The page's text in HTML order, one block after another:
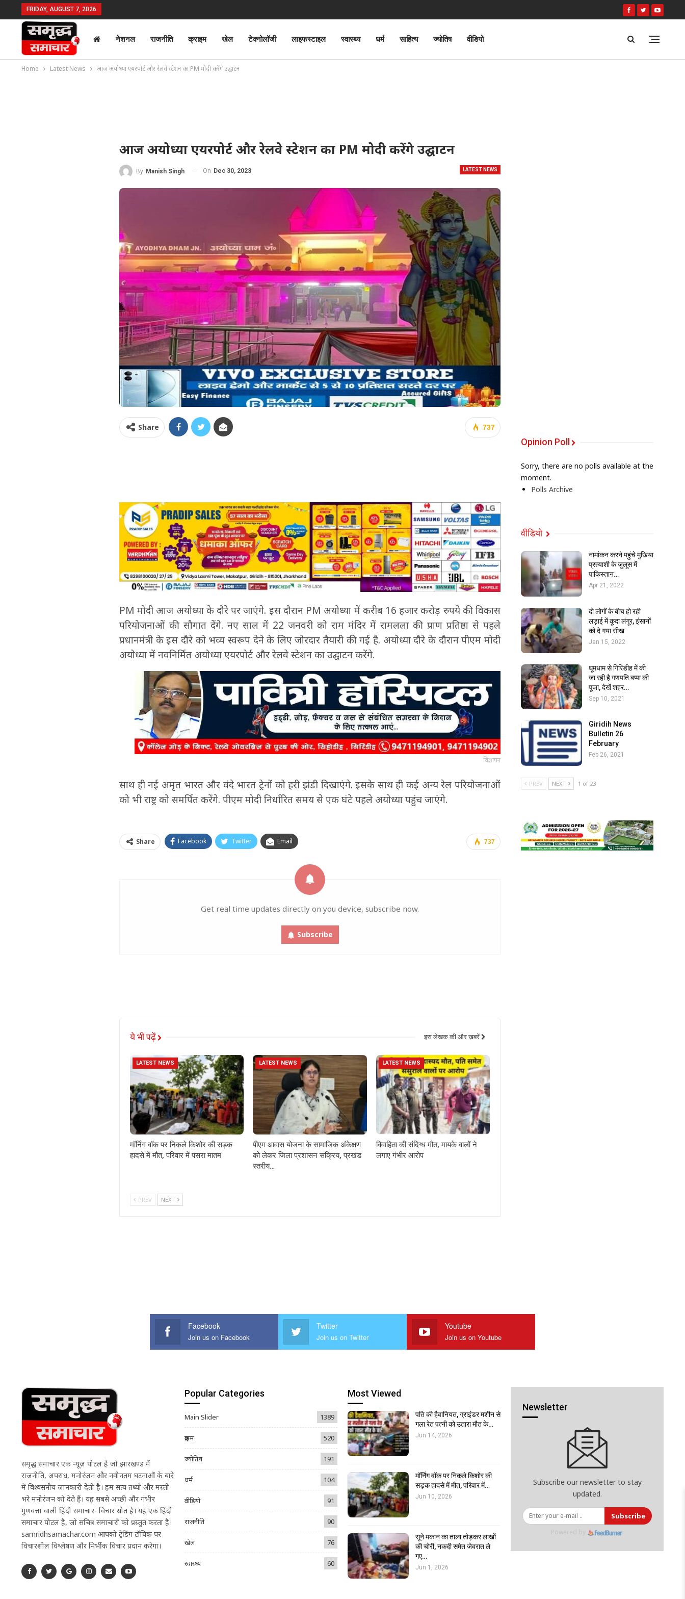
FRIDAY, AUGUST 7, 2026
नेशनल राजनीति क्राइम खेल टेक्नोलॉजी लाइफस्टाइल स्वास्थ्य धर्म साहित्य ज्योतिष वीडियो
Home Latest News आज अयोध्या एयरपोर्ट और रेलवे स्टेशन का PM मोदी करेंगे उद्घाटन
आज अयोध्या एयरपोर्ट और रेलवे स्टेशन का PM मोदी करेंगे उद्घाटन
LATEST NEWS
By Manish Singh On Dec 30, 2023
737
Share
PM मोदी आज अयोध्‍या के दौरे पर जाएंगे. इस दौरान PM अयोध्‍या में करीब 16 हजार करोड़ रुपये की विकास
परियोजनाओं की सौगात देंगे. नए साल में 22 जनवरी को राम मंदिर में रामलला की प्राण प्रतिष्ठा से पहले
प्रधानमंत्री के इस दौरे को भव्य स्वरूप देने के लिए जोरदार तैयारी की गई है. अयोध्‍या दौरे के दौरान पीएम मोदी
अयोध्‍या में नवनिर्मित अयोध्‍या एयरपोर्ट और रेलवे स्टेशन का उद्घाटन करेंगे.
विज्ञापन
साथ ही नई अमृत भारत और वंदे भारत ट्रेनों को हरी झंडी दिखाएंगे. इसके साथ ही कई अन्य रेल परियोजनाओं
को भी राष्ट्र को समर्पित करेंगे. पीएम मोदी निर्धारित समय से एक घंटे पहले अयोध्‍या पहुंच जाएंगे.
737
Share Facebook Twitter Email
Get real time updates directly on you device, subscribe now.
Subscribe
ये भी पढ़ें इस लेखक की और ख़बरें
LATEST NEWS
मॉर्निंग वॉक पर निकले किशोर की सड़क
हादसे में मौत, परिवार में पसरा मातम
LATEST NEWS
पीएम आवास योजना के सामाजिक अंकेक्षण
को लेकर जिला प्रशासन सक्रिय, प्रखंड
स्तरीय…
LATEST NEWS
विवाहिता की संदिग्ध मौत, मायके वालों ने
लगाए गंभीर आरोप
PREV NEXT
Opinion Poll
Sorry, there are no polls available at the
moment.
Polls Archive
वीडियो
नामांकन करने पहुंचे मुखिया
प्रत्याशी के जुलूस में
पाकिस्तान…
Apr 21, 2022
दो लोगों के बीच हो रही
लड़ाई में कूदा लंगूर, इंसानों
को दे गया सीख
Jan 15, 2022
धूमधाम से गिरिडीह में की
जा रही है गणपति बप्पा की
पूजा, देखें शहर…
Sep 10, 2021
Giridih News
Bulletin 26
February
Feb 26, 2021
PREV NEXT 1 of 23
Facebook
Join us on Facebook
Twitter
Join us on Twitter
Youtube
Join us on Youtube
समृद्ध समाचार एक न्यूज़ पोर्टल है जो झारखण्ड में
राजनीति, अपराध, मनोरंजन और नवीनतम घटनाओं के बारे
में विश्वसनीय जानकारी देती है। हम सत्य तथ्यों और मस्ती
भरे मनोरंजन को देते हैं। यह सबसे अच्छी और गंभीर
गुणवत्ता वाली हिंदी समाचार- विचार स्रोत है। यह एक हिंदी
समाचार पोर्टल है, जो सचित्र समाचारों को प्रस्तुत करता है।
samridhsamachar.com आपको ट्रेंडिंग टॉपिक पर
विचारशील विश्लेषण और निर्भीक विचार प्रदान करेगा।
Popular Categories
Main Slider 1389
क्राइम 520
ज्योतिष 191
धर्म 104
वीडियो 91
राजनीति 90
खेल 76
स्वास्थ्य 60
Most Viewed
पति की हैवानियत, ग्राइंडर मशीन से
गला रेत पत्नी को उतारा मौत के…
Jun 14, 2026
मॉर्निंग वॉक पर निकले किशोर की
सड़क हादसे में मौत, परिवार में…
Jun 10, 2026
सूने मकान का ताला तोड़कर लाखों
की चोरी, नकदी समेत जेवरात ले
गए…
Jun 1, 2026
Newsletter
Subscribe our newsletter to stay
updated.
Subscribe